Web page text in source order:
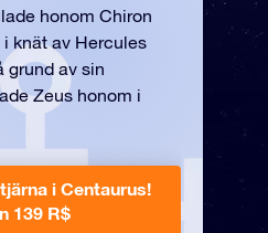
honom Chiron
knät av Hercules
grund av sin
Zeus honom i
i Centaurus!
139 R$